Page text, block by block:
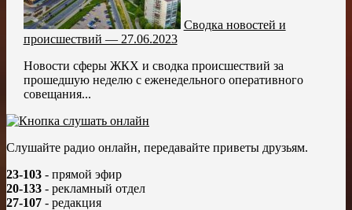
Сводка новостей и
происшествий — 27.06.2023
Новости сферы ЖКХ и сводка происшествий за
прошедшую неделю с еженедельного оперативного
совещания...
Слушайте радио онлайн, передавайте приветы друзьям.
23-103 - прямой эфир
20-133 - рекламный отдел
27-107 - редакция